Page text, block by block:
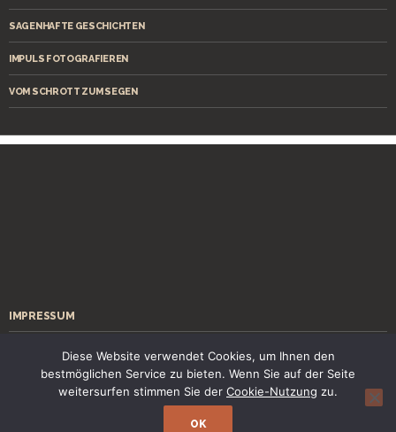
SAGENHAFTE GESCHICHTEN
IMPULS FOTOGRAFIEREN
VOM SCHROTT ZUM SEGEN
IMPRESSUM
KONTAKT
Diese Website verwendet Cookies, um Ihnen den
bestmöglichen Service zu bieten. Wenn Sie auf der Seite
weitersurfen stimmen Sie der Cookie-Nutzung zu.
OK